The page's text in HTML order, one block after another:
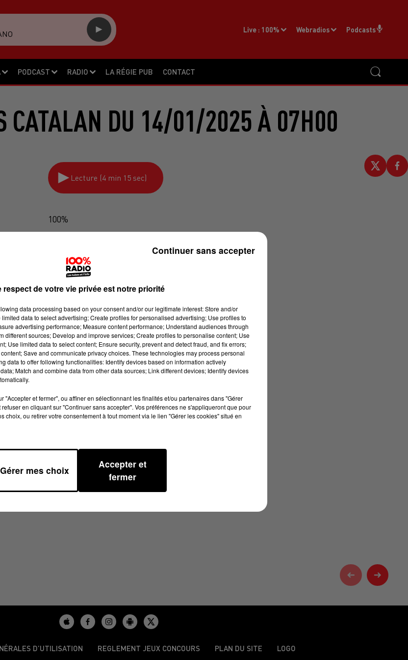
PODCAST RADIO LA RÉGIE PUB CONTACT
Live : 100% Webradios Podcasts
CATALAN DU 14/01/2025 À 07H00
Lecture (4 min 15 sec)
100%
D’UTILISATION REGLEMENT JEUX CONCOURS PLAN DU SITE LOGO
respect de votre vie privée est notre priorité
data processing based on your consent and/or our legitimate interest: Store and/or
data to select advertising; Create profiles for personalised advertising; Use profiles to
advertising performance; Measure content performance; Understand audiences through
different sources; Develop and improve services; Create profiles to personalise content; Use
Use limited data to select content; Ensure security, prevent and detect fraud, and fix errors;
Save and communicate privacy choices. These technologies may process personal
data to offer following functionalities: Identify devices based on information actively
Match and combine data from other data sources; Link different devices; Identify devices
"Accepter et fermer", ou affiner en sélectionnant les finalités et/ou partenaires dans "Gérer
en cliquant sur "Continuer sans accepter". Vos préférences ne s'appliqueront que pour
choix, ou retirer votre consentement à tout moment via le lien "Gérer les cookies" situé en
Gérer mes choix
Accepter et
fermer
Continuer sans accepter